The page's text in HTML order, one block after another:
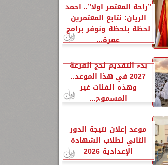
”راحة المعتمر أولًا”.. أحمد
الريان: نتابع المعتمرين
لحظة بلحظة ونوفر برامج
عمرة...
بدء التقديم لحج القرعة
2027 في هذا الموعد..
وهذه الفئات غير
المسموح...
موعد إعلان نتيجة الدور
الثاني لطلاب الشهادة
الإعدادية 2026